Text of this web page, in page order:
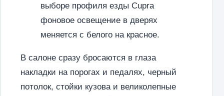
выборе профиля езды Cupra
фоновое освещение в дверях
меняется с белого на красное.
В салоне сразу бросаются в глаза
накладки на порогах и педалях, черный
потолок, стойки кузова и великолепные